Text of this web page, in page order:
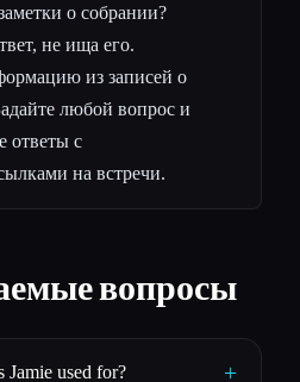
о собрании?
не ища его.
из записей о
любой вопрос и
ответы с
на встречи.
вопросы
Jamie used for? +